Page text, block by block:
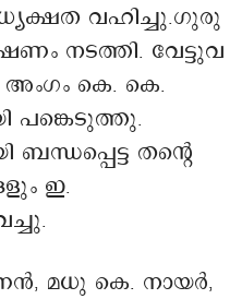
വഹിച്ചു.ഗുരു
നടത്തി. വേട്ടുവ
അംഗം കെ. കെ.
പങ്കെടുത്തു.
തന്റെ
ഇ.
മധു കെ. നായർ,